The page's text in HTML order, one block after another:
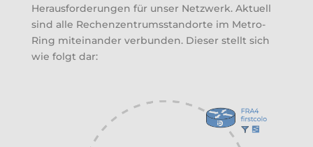
Herausforderungen für unser Netzwerk. Aktuell
sind alle Rechenzentrumsstandorte im Metro-
Ring miteinander verbunden. Dieser stellt sich
wie folgt dar: